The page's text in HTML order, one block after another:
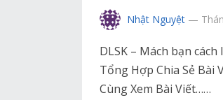
Nhật Nguyệt —
DLSK – Mách bạn
Tổng Hợp Chia Sẻ Bài
Cùng Xem Bài Viết……